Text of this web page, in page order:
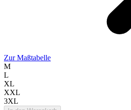
Zur Maßtabelle
M
L
XL
XXL
3XL